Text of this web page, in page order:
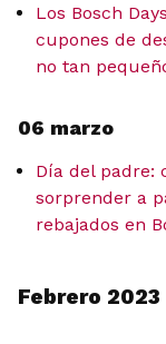
Los Bosch
cupones de
no tan
06 marzo
Día del padre:
sorprender a
rebajados en
Febrero 2023